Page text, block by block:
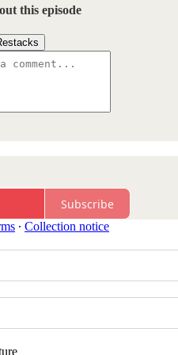
this episode
Subscribe
∙ Collection notice